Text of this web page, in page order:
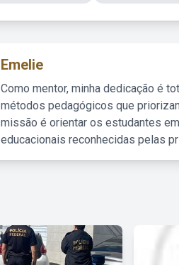
Emelie
Como mentor, minha dedicação é
métodos pedagógicos que
missão é orientar os estudantes
educacionais reconhecidas pelas